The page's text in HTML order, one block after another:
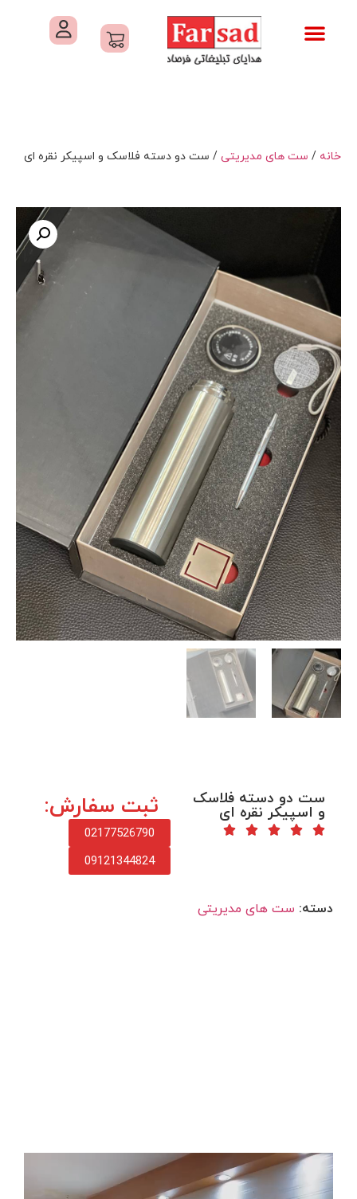
خانه / ست های مدیریتی/ ست دو دسته فلاسک و اسپیکر نقره ای
ست دو دسته فلاسک
و اسپیکر نقره ای ثبت سفارش:
02177526790
09121344824
دسته: ست های مدیریتی